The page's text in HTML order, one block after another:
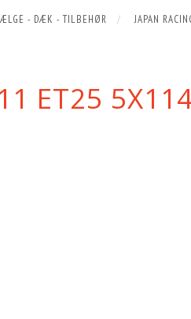
- DÆK - TILBEHØR JAPAN
ET25